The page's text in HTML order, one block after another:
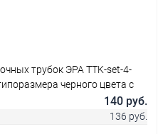
трубок ЭРА TTK-set-4-
черного цвета с
2 шт L=100 мм
140 руб.
136 руб.